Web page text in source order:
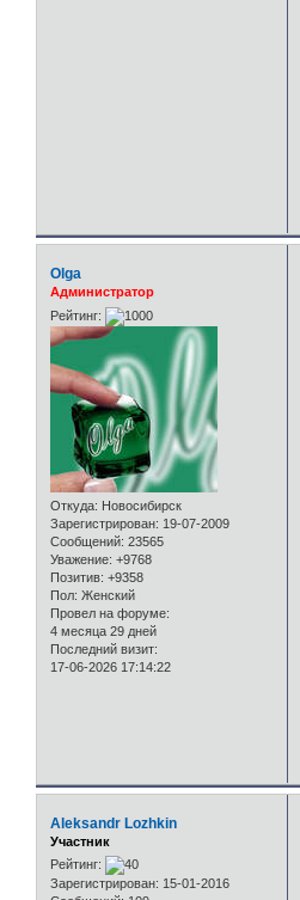
Olga
Администратор
Рейтинг:
Откуда: Новосибирск
Зарегистрирован: 19-07-2009
Сообщений: 23565
Уважение: +9768
Позитив: +9358
Пол: Женский
Провел на форуме:
4 месяца 29 дней
Последний визит:
17-06-2026 17:14:22
Aleksandr Lozhkin
Участник
Рейтинг:
Зарегистрирован: 15-01-2016